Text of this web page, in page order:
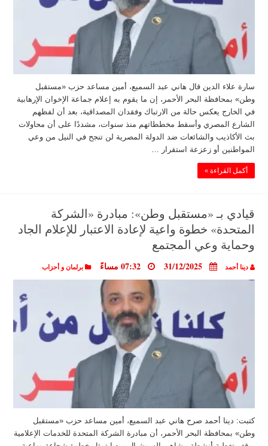
سارة علاء الدين قال هاني عبد السميع، أمين مساعد حزب «مستقبل
وطن» بمحافظة البحر الأحمر، إن ما يقوم به إعلام جماعة الإخوان الإرهابية
في الخارج يعكس حالة من الارتباك وفقدان المصداقية، بعد أن لفظهم
الشارع المصري وأسقط مخططاتهم منذ سنوات، مشددًا على أن محاولات
بث الأكاذيب والشائعات ضد الدولة المصرية لن تنجح في النيل من وعي
المواطنين أو زعزعة استقرار …
أكمل القراءة »
قيادي بـ «مستقبل وطن»: مبادرة «الشركة
المتحدة» خطوة واعية لإعادة الاعتبار للإعلام الجاد
وحماية وعي المجتمع
دينا أحمد 31/12/2025 07:32 مساءً برلمان و أحزاب
كتبت: دينا أحمد صرح هاني عبد السميع، أمين مساعد حزب «مستقبل
وطن» بمحافظة البحر الأحمر، أن مبادرة الشركة المتحدة للخدمات الإعلامية